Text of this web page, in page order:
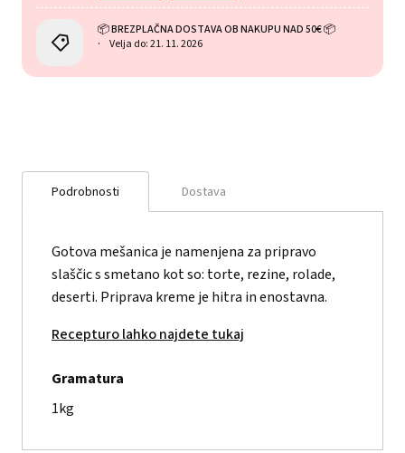
📦 BREZPLAČNA DOSTAVA OB NAKUPU NAD 50€ 📦
Velja do: 21. 11. 2026
Podrobnosti Dostava
Gotova mešanica je namenjena za pripravo
slaščic s smetano kot so: torte, rezine, rolade,
deserti. Priprava kreme je hitra in enostavna.
Recepturo lahko najdete tukaj
Gramatura
1kg